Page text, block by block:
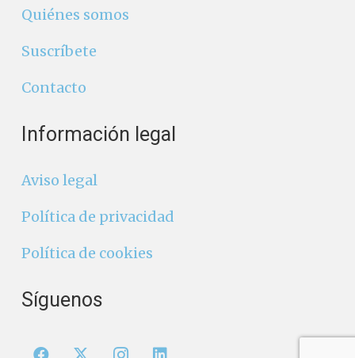
Quiénes somos
Suscríbete
Contacto
Información legal
Aviso legal
Política de privacidad
Política de cookies
Síguenos